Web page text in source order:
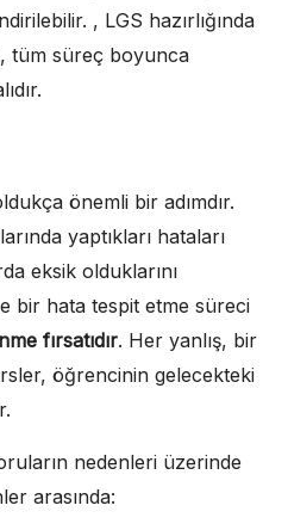
, LGS hazırlığında
tüm süreç boyunca
önemli bir adımdır.
yaptıkları hataları
eksik olduklarını
bir hata tespit etme süreci
fırsatıdır. Her yanlış, bir
öğrencinin gelecekteki
nedenleri üzerinde
arasında: